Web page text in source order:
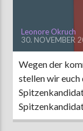
Leonore Okruch
30. NOVEMBER
Wegen der
stellen wir euch